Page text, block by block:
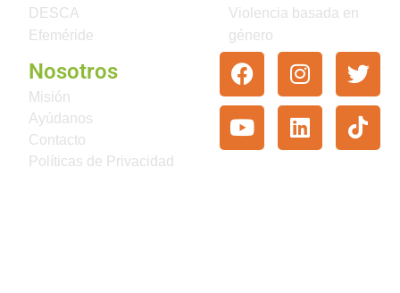
DESCA
Efeméride
Violencia basada en
género
Nosotros
Misión
Ayúdanos
Contacto
Políticas de Privacidad